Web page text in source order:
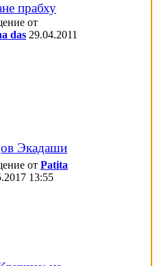
прабху
от
das 29.04.2011
Экадаши
от Patita
13:55